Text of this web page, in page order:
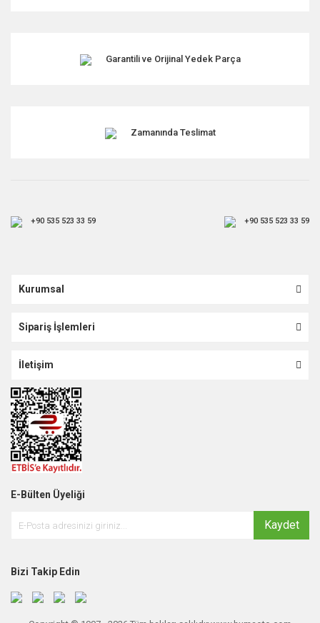
Garantili ve Orijinal Yedek Parça
Zamanında Teslimat
+90 535 523 33 59 +90 535 523 33 59
Kurumsal
Sipariş İşlemleri
İletişim
E-Bülten Üyeliği
Kaydet
Bizi Takip Edin